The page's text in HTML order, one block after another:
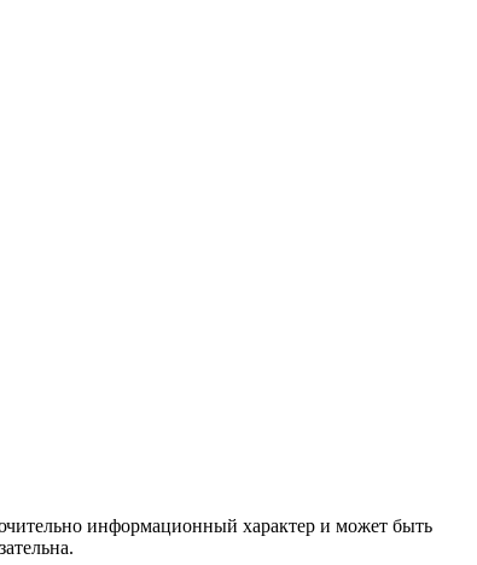
информационный характер и может быть